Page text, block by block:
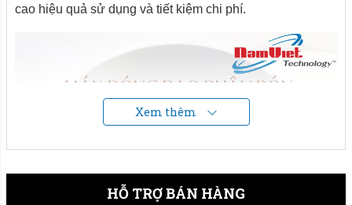
cao hiệu quả sử dụng và tiết kiệm chi phí.
Xem thêm
HỖ TRỢ BÁN HÀNG